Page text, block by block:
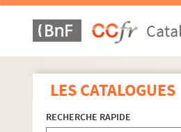
LES CATALOGUES
RECHERCHE RAPIDE
Saint-Georges de
Albert Lambert, Fernand
Edouard Plouvier. Le sang-
Ivan Tourgueniev. Sans
Alphonse Daudet,
Adrien Decourcelle,